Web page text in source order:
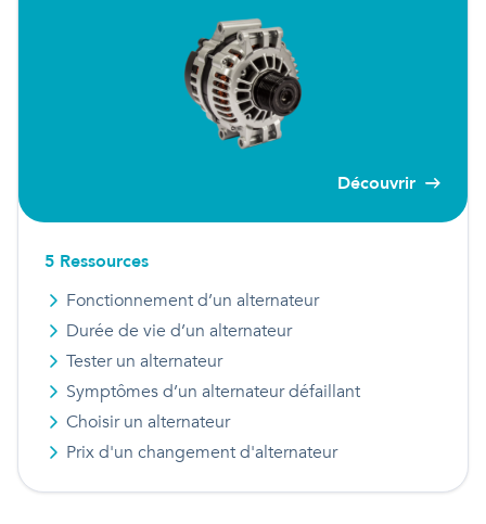
Découvrir
5 Ressources
Fonctionnement d’un alternateur
Durée de vie d’un alternateur
Tester un alternateur
Symptômes d’un alternateur défaillant
Choisir un alternateur
Prix d'un changement d'alternateur